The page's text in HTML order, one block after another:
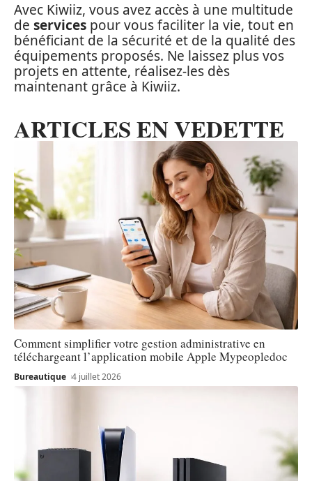
Avec Kiwiiz, vous avez accès à une multitude
de services pour vous faciliter la vie, tout en
bénéficiant de la sécurité et de la qualité des
équipements proposés. Ne laissez plus vos
projets en attente, réalisez-les dès
maintenant grâce à Kiwiiz.
ARTICLES EN VEDETTE
Comment simplifier votre gestion administrative en
téléchargeant l’application mobile Apple Mypeopledoc
Bureautique 4 juillet 2026